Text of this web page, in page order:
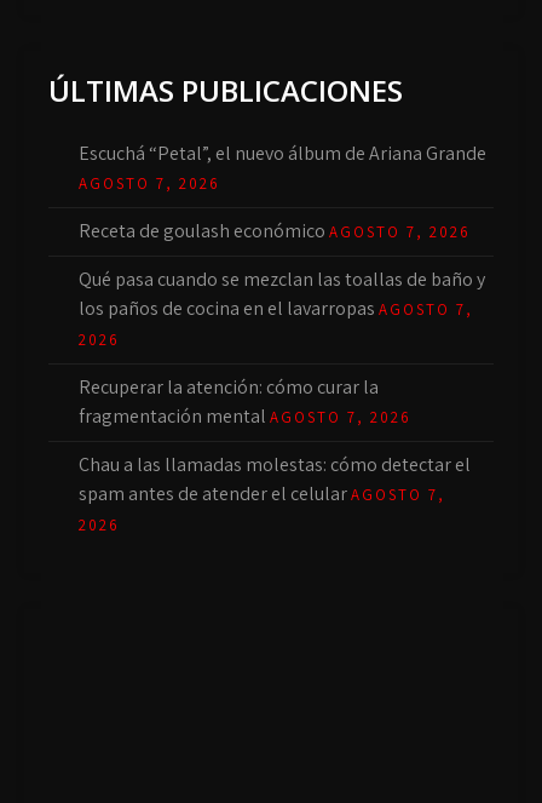
ÚLTIMAS PUBLICACIONES
Escuchá “Petal”, el nuevo álbum de Ariana Grande
AGOSTO 7, 2026
Receta de goulash económico AGOSTO 7, 2026
Qué pasa cuando se mezclan las toallas de baño y
los paños de cocina en el lavarropas AGOSTO 7,
2026
Recuperar la atención: cómo curar la
fragmentación mental AGOSTO 7, 2026
Chau a las llamadas molestas: cómo detectar el
spam antes de atender el celularAGOSTO 7,
2026